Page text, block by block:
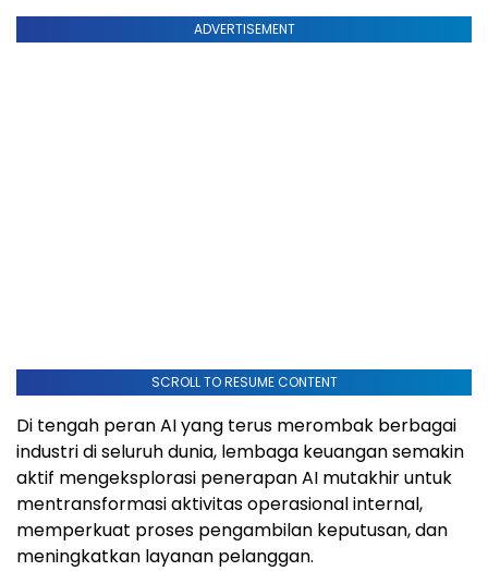
ADVERTISEMENT
SCROLL TO RESUME CONTENT
Di tengah peran AI yang terus merombak berbagai
industri di seluruh dunia, lembaga keuangan semakin
aktif mengeksplorasi penerapan AI mutakhir untuk
mentransformasi aktivitas operasional internal,
memperkuat proses pengambilan keputusan, dan
meningkatkan layanan pelanggan.